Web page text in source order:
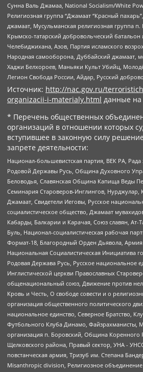
Сунна Валь Джамаа, National Socialism/White
Религиозная группа “Джамаат “Красный
джамаат, Мусульманская религиозная группа
Крымско-татарский добровольческий
Челебиджихана, Азов, Партия исламского
Народная самооборона, Дуббайский джамаат,
Хаджи Белхороев, Маньяки Культ Убийц,
Легион Свобода России, Айдар, Русский
Источник: http://nac.gov.ru/
organizacii-i-materialy.html данные на
* Перечень общественных
организаций в отношении которых
вступившее в законную силу
запрете деятельности:
Национал-большевистская партия, ВЕК РА,
Родовой Державы Русь, Община Духовного
Беловодья, Славянская Община Капища Веды
Семинария Староверов-Инглингов, Нурджулар,
Джамаат, Свидетели Иеговы, Русское
социалистическое общество, Джамаат
Кабарды, Балкарии и Карачая, Союз славян, Ат-
Буль, Национал-социалистическая рабочая
Формат-18, Благородный Орден Дьявола, Армия
Национальная Социалистическая Инициатива
Родовая Держава Русь, Русское национальное
Инглистической церкви Православных
общенациональный союз, Движение против
Кровь и Честь, О свободе совести и о
организация общественного политического
национальное единство, Северное Братство,
Футбольного Клуба Динамо, Файзрахманисты,
организация п. Боровский, Община Коренного
Щелковского района, Правый сектор, УНА -
повстанческая армия, Тризуб им. Степана
Misanthropic division, Религиозное объединение